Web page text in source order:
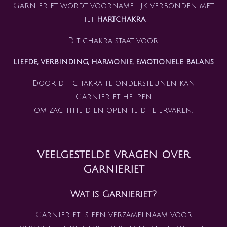
Garnieriet wordt voornamelijk verbonden met
het hartchakra
Dit chakra staat voor:
liefde, verbinding, harmonie, emotionele balans
Door dit chakra te ondersteunen kan
Garnieriet helpen
om zachtheid en openheid te ervaren.
Veelgestelde vragen over
Garnieriet
Wat is Garnieriet?
Garnieriet is een verzamelnaam voor